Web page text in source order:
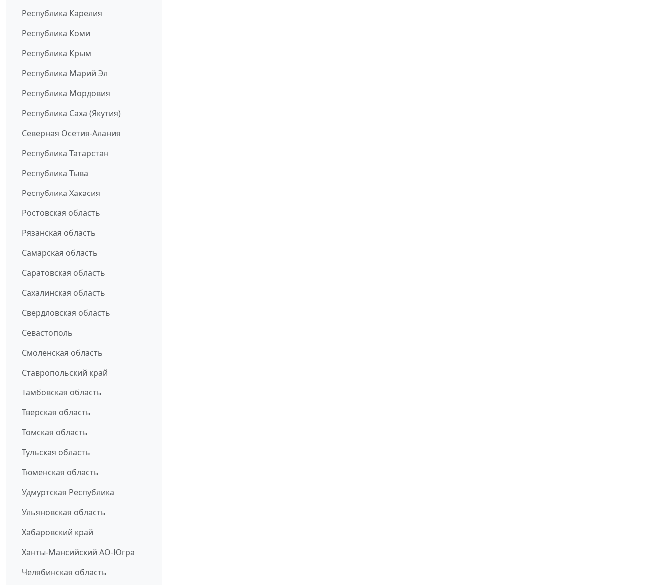
Республика Карелия
Республика Коми
Республика Крым
Республика Марий Эл
Республика Мордовия
Республика Саха (Якутия)
Северная Осетия-Алания
Республика Татарстан
Республика Тыва
Республика Хакасия
Ростовская область
Рязанская область
Самарская область
Саратовская область
Сахалинская область
Свердловская область
Севастополь
Смоленская область
Ставропольский край
Тамбовская область
Тверская область
Томская область
Тульская область
Тюменская область
Удмуртская Республика
Ульяновская область
Хабаровский край
Ханты-Мансийский АО-Югра
Челябинская область